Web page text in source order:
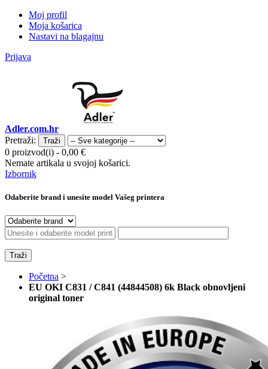
Moj profil
Moja košarica
Nastavi na blagajnu
Prijava
Adler.com.hr
Pretraži:
Traži
0 proizvod(i) - 0,00 €
Nemate artikala u svojoj košarici.
Izbornik
Odaberite brand i unesite model Vašeg printera
Traži
Početna >
EU OKI C831 / C841 (44844508) 6k Black obnovljeni
original toner